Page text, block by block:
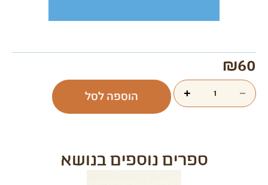
₪60
−
+ הוספה לסל
ספרים נוספים בנושא